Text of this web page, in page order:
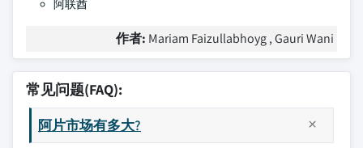
阿联酋
作者: Mariam Faizullabhoyg , Gauri Wani
常见问题(FAQ):
阿片市场有多大?